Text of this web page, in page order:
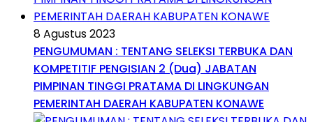
8 Agustus 2023
PENGUMUMAN : TENTANG SELEKSI TERBUKA DAN
KOMPETITIF PENGISIAN 2 (Dua) JABATAN
PIMPINAN TINGGI PRATAMA DI LINGKUNGAN
PEMERINTAH DAERAH KABUPATEN KONAWE